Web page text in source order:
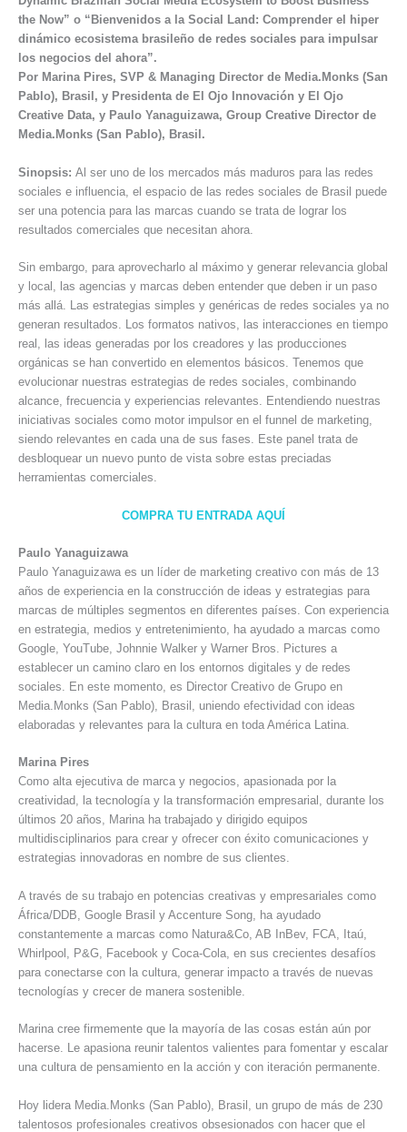
the Now” o “Bienvenidos a la Social Land: Comprender el hiper
dinámico ecosistema brasileño de redes sociales para impulsar
los negocios del ahora”.
Por Marina Pires, SVP & Managing Director de Media.Monks (San
Pablo), Brasil, y Presidenta de El Ojo Innovación y El Ojo
Creative Data, y Paulo Yanaguizawa, Group Creative Director de
Media.Monks (San Pablo), Brasil.
Sinopsis: Al ser uno de los mercados más maduros para las redes
sociales e influencia, el espacio de las redes sociales de Brasil puede
ser una potencia para las marcas cuando se trata de lograr los
resultados comerciales que necesitan ahora.
Sin embargo, para aprovecharlo al máximo y generar relevancia global
y local, las agencias y marcas deben entender que deben ir un paso
más allá. Las estrategias simples y genéricas de redes sociales ya no
generan resultados. Los formatos nativos, las interacciones en tiempo
real, las ideas generadas por los creadores y las producciones
orgánicas se han convertido en elementos básicos. Tenemos que
evolucionar nuestras estrategias de redes sociales, combinando
alcance, frecuencia y experiencias relevantes. Entendiendo nuestras
iniciativas sociales como motor impulsor en el funnel de marketing,
siendo relevantes en cada una de sus fases. Este panel trata de
desbloquear un nuevo punto de vista sobre estas preciadas
herramientas comerciales.
COMPRA TU ENTRADA AQUÍ
Paulo Yanaguizawa
Paulo Yanaguizawa es un líder de marketing creativo con más de 13
años de experiencia en la construcción de ideas y estrategias para
marcas de múltiples segmentos en diferentes países. Con experiencia
en estrategia, medios y entretenimiento, ha ayudado a marcas como
Google, YouTube, Johnnie Walker y Warner Bros. Pictures a
establecer un camino claro en los entornos digitales y de redes
sociales. En este momento, es Director Creativo de Grupo en
Media.Monks (San Pablo), Brasil, uniendo efectividad con ideas
elaboradas y relevantes para la cultura en toda América Latina.
Marina Pires
Como alta ejecutiva de marca y negocios, apasionada por la
creatividad, la tecnología y la transformación empresarial, durante los
últimos 20 años, Marina ha trabajado y dirigido equipos
multidisciplinarios para crear y ofrecer con éxito comunicaciones y
estrategias innovadoras en nombre de sus clientes.
A través de su trabajo en potencias creativas y empresariales como
África/DDB, Google Brasil y Accenture Song, ha ayudado
constantemente a marcas como Natura&Co, AB InBev, FCA, Itaú,
Whirlpool, P&G, Facebook y Coca-Cola, en sus crecientes desafíos
para conectarse con la cultura, generar impacto a través de nuevas
tecnologías y crecer de manera sostenible.
Marina cree firmemente que la mayoría de las cosas están aún por
hacerse. Le apasiona reunir talentos valientes para fomentar y escalar
una cultura de pensamiento en la acción y con iteración permanente.
Hoy lidera Media.Monks (San Pablo), Brasil, un grupo de más de 230
talentosos profesionales creativos obsesionados con hacer que el